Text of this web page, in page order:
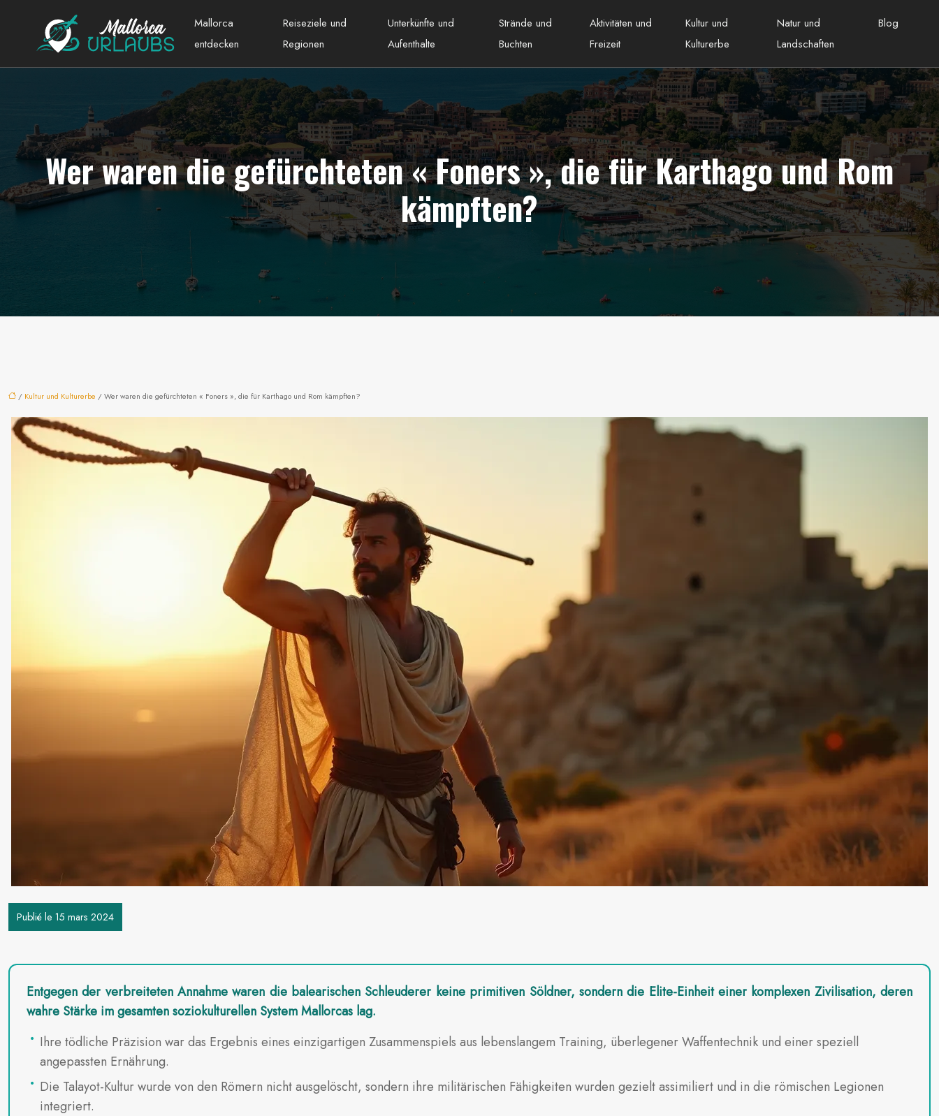
Mallorca
entdecken
Reiseziele und
Regionen
Unterkünfte und
Aufenthalte
Strände und
Buchten
Aktivitäten und
Freizeit
Kultur und
Kulturerbe
Natur und
Landschaften
Blog
Wer waren die gefürchteten « Foners », die für Karthago und Rom
kämpften?
/ Kultur und Kulturerbe / Wer waren die gefürchteten « Foners », die für Karthago und Rom kämpften?
Publié le 15 mars 2024
Entgegen der verbreiteten Annahme waren die balearischen Schleuderer keine primitiven Söldner, sondern die Elite-Einheit einer komplexen Zivilisation, deren
wahre Stärke im gesamten soziokulturellen System Mallorcas lag.
Ihre tödliche Präzision war das Ergebnis eines einzigartigen Zusammenspiels aus lebenslangem Training, überlegener Waffentechnik und einer speziell
angepassten Ernährung.
Die Talayot-Kultur wurde von den Römern nicht ausgelöscht, sondern ihre militärischen Fähigkeiten wurden gezielt assimiliert und in die römischen Legionen
integriert.